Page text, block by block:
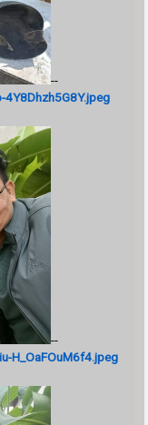
--
--
H_OaFOuM6f4.jpeg